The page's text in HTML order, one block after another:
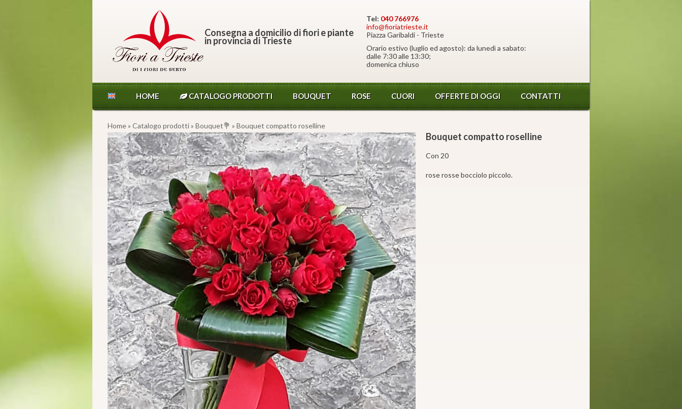
Consegna a domicilio di fiori e piante
in provincia di Trieste
Tel: 040 766976
info@fioriatrieste.it
Piazza Garibaldi - Trieste
Orario estivo (luglio ed agosto): da lunedì a sabato:
dalle 7:30 alle 13:30;
domenica chiuso
HOME CATALOGO PRODOTTI BOUQUET ROSE CUORI OFFERTE DI OGGI CONTATTI
Home» Catalogo prodotti» Bouquet💐 » Bouquet compatto roselline
Bouquet compatto roselline
Con 20
rose rosse bocciolo piccolo.